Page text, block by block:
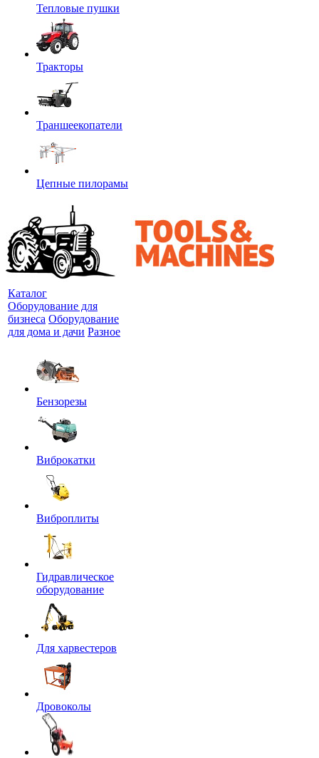
Тепловые пушки
Тракторы
Траншеекопатели
Цепные пилорамы
Каталог
Оборудование для
бизнеса Оборудование
для дома и дачи Разное
Бензорезы
Виброкатки
Виброплиты
Гидравлическое
оборудование
Для харвестеров
Дровоколы